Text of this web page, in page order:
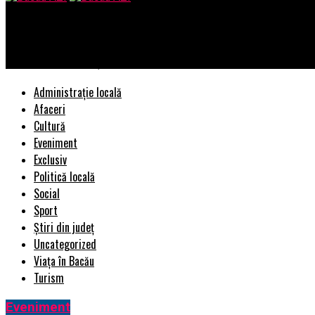
Administrație locală
Afaceri
Cultură
Eveniment
Exclusiv
Politică locală
Social
Sport
Știri din județ
Uncategorized
Viața în Bacău
Turism
Eveniment